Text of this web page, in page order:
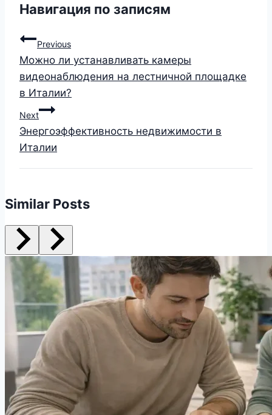
Навигация по записям
Previous
Можно ли устанавливать камеры
видеонаблюдения на лестничной площадке
в Италии?
Next
Энергоэффективность недвижимости в
Италии
Similar Posts